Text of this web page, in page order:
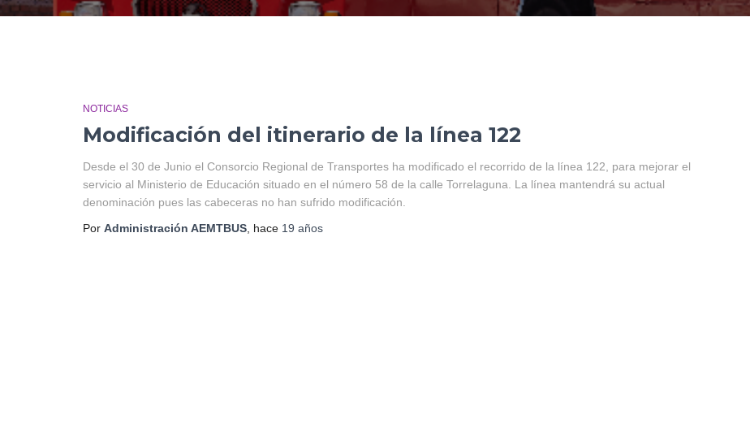
NOTICIAS
Modificación del itinerario de la línea 122
Desde el 30 de Junio el Consorcio Regional de Transportes ha modificado el recorrido de la línea 122, para mejorar el
servicio al Ministerio de Educación situado en el número 58 de la calle Torrelaguna. La línea mantendrá su actual
denominación pues las cabeceras no han sufrido modificación.
Por Administración AEMTBUS , hace 19 años